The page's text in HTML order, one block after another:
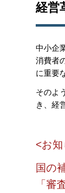
経営
中小企
消費者
に重要
そのよ
き、経
<お
国の
「審